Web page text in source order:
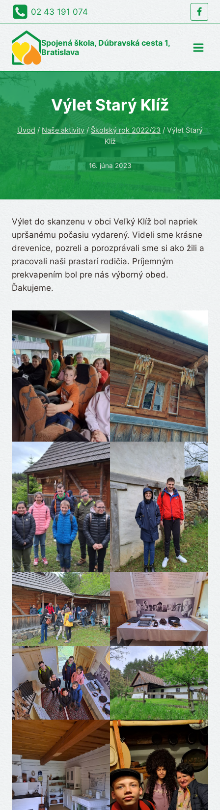
Skip
content
02 43 191 074
Spojená škola, Dúbravská cesta 1,
Bratislava
Výlet Starý Klíž
Úvod / Naše aktivity /Školský rok 2022/23 / Výlet Starý
Klíž
16. júna 2023
Výlet do skanzenu v obci Veľký Klíž bol napriek
upršanému počasiu vydarený. Videli sme krásne
drevenice, pozreli a porozprávali sme si ako žili a
pracovali naši prastarí rodičia. Príjemným
prekvapením bol pre nás výborný obed.
Ďakujeme.